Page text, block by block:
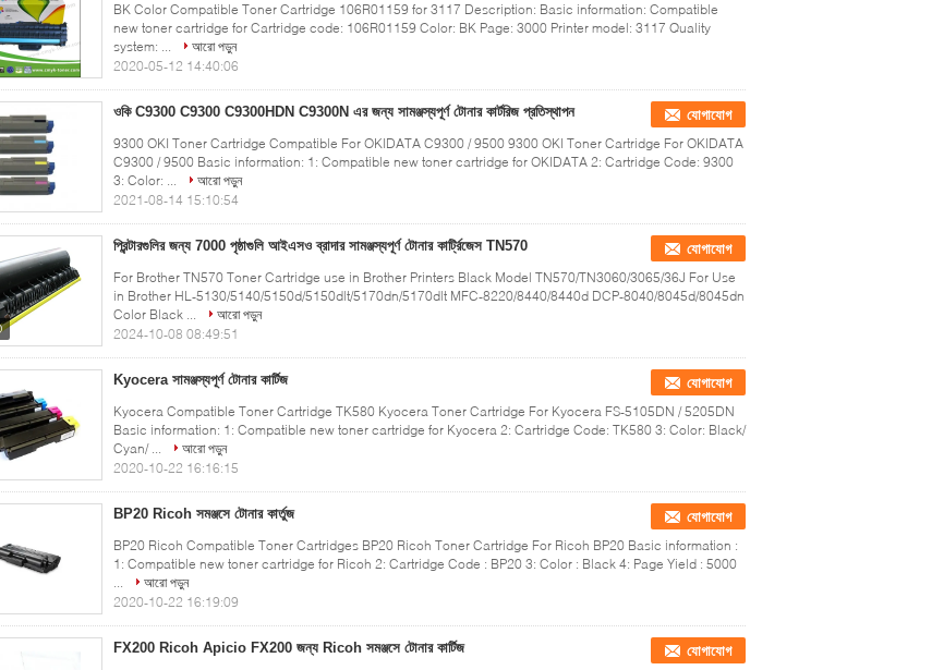
BK Color Compatible Toner Cartridge 106R01159 for 3117 Description: Basic information: Compatible
new toner cartridge for Cartridge code: 106R01159 Color: BK Page: 3000 Printer model: 3117 Quality
system: ...
আরো পড়ুন
2020-05-12 14:40:06
ওকি C9300 C9300 C9300HDN C9300N এর জন্য সামঞ্জস্যপূর্ণ টোনার কার্টরিজ প্রতিস্থাপন
যোগাযোগ
9300 OKI Toner Cartridge Compatible For OKIDATA C9300 / 9500 9300 OKI Toner Cartridge For OKIDATA
C9300 / 9500 Basic information: 1: Compatible new toner cartridge for OKIDATA 2: Cartridge Code: 9300
3: Color: ...
আরো পড়ুন
2021-08-14 15:10:54
প্রিন্টারগুলির জন্য 7000 পৃষ্ঠাগুলি আইএসও ব্রাদার সামঞ্জস্যপূর্ণ টোনার কার্ট্রিজেস TN570
যোগাযোগ
For Brother TN570 Toner Cartridge use in Brother Printers Black Model TN570/TN3060/3065/36J For Use
in Brother HL-5130/5140/5150d/5150dlt/5170dn/5170dlt MFC-8220/8440/8440d DCP-8040/8045d/8045dn
Color Black ...
আরো পড়ুন
2024-10-08 08:49:51
Kyocera সামঞ্জস্যপূর্ণ টোনার কার্টিজ
যোগাযোগ
Kyocera Compatible Toner Cartridge TK580 Kyocera Toner Cartridge For Kyocera FS-5105DN / 5205DN
Basic information: 1: Compatible new toner cartridge for Kyocera 2: Cartridge Code: TK580 3: Color: Black/
Cyan/ ...
আরো পড়ুন
2020-10-22 16:16:15
BP20 Ricoh সমঞ্জসে টোনার কার্তুজ
যোগাযোগ
BP20 Ricoh Compatible Toner Cartridges BP20 Ricoh Toner Cartridge For Ricoh BP20 Basic information :
1: Compatible new toner cartridge for Ricoh 2: Cartridge Code : BP20 3: Color : Black 4: Page Yield : 5000
...
আরো পড়ুন
2020-10-22 16:19:09
FX200 Ricoh Apicio FX200 জন্য Ricoh সমঞ্জসে টোনার কার্টিজ
যোগাযোগ